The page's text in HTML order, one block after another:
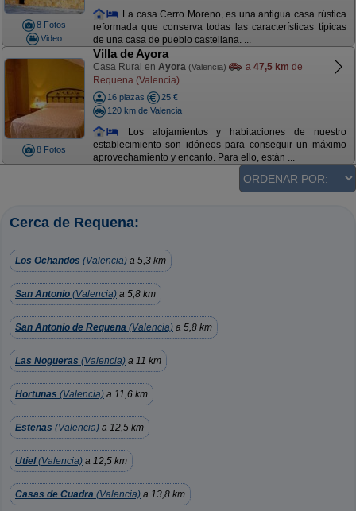
8 Fotos
Video
La casa Cerro Moreno, es una antigua casa rústica
reformada que conserva todas las características típicas
de una casa de pueblo castellana. ...
8 Fotos
Villa de Ayora
Casa Rural en Ayora (Valencia) a 47,5 km de
Requena (Valencia)
16 plazas
25 €
120 km de Valencia
Los alojamientos y habitaciones de nuestro
establecimiento son idóneos para conseguir un máximo
aprovechamiento y encanto. Para ello, están ...
Cerca de Requena:
Los Ochandos (Valencia) a 5,3 km
San Antonio (Valencia) a 5,8 km
San Antonio de Requena (Valencia) a 5,8 km
Las Nogueras (Valencia) a 11 km
Hortunas (Valencia) a 11,6 km
Estenas (Valencia) a 12,5 km
Utiel(Valencia) a 12,5 km
Casas de Cuadra (Valencia) a 13,8 km